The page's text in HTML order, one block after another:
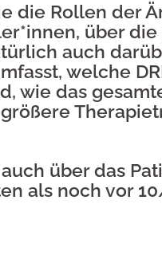
die Rollen der
über
auch
welche
wie das
über das
als noch vor